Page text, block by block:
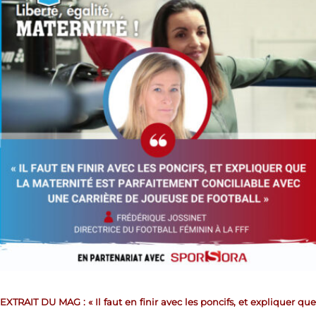
EXTRAIT DU MAG : « Il faut en finir avec les poncifs, et expliquer que